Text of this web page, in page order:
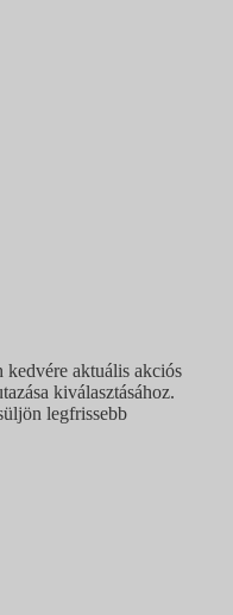
aktuális akciós
kiválasztásához.
legfrissebb